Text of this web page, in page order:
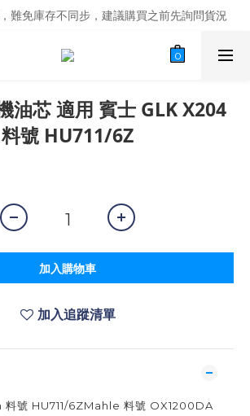
難免庫存不同步，建議購買之前先詢問貨況
難免庫存不同步，建議購買之前先詢問貨況
過20年的改裝老字號，安全有保障
油芯 適用 賓士 GLK X204
料號 HU711/6Z
加入購物車
加入追蹤清單
料號 HU711/6ZMahle 料號 OX1200DA